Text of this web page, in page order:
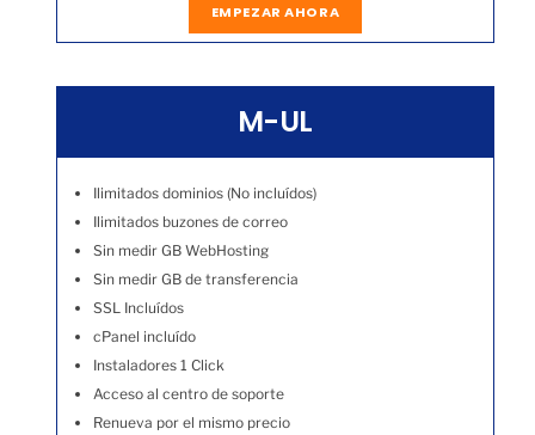
EMPEZAR AHORA
M-UL
Ilimitados dominios (No incluídos)
Ilimitados buzones de correo
Sin medir GB WebHosting
Sin medir GB de transferencia
SSL Incluídos
cPanel incluído
Instaladores 1 Click
Acceso al centro de soporte
Renueva por el mismo precio